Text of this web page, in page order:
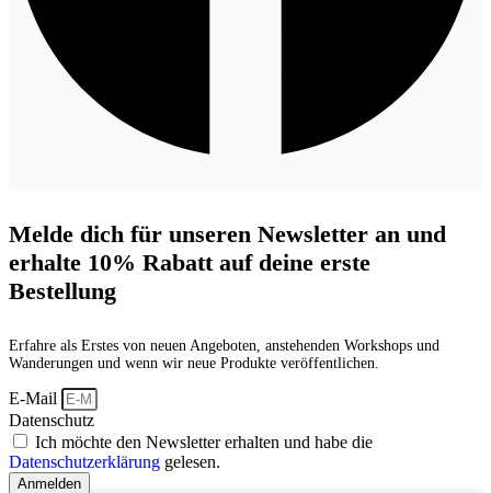
Melde dich für unseren Newsletter an und
erhalte 10% Rabatt auf deine erste
Bestellung
Erfahre als Erstes von neuen Angeboten, anstehenden Workshops und
Wanderungen und wenn wir neue Produkte veröffentlichen.
E-Mail
Datenschutz
Ich möchte den Newsletter erhalten und habe die
Datenschutzerklärung gelesen.
Anmelden